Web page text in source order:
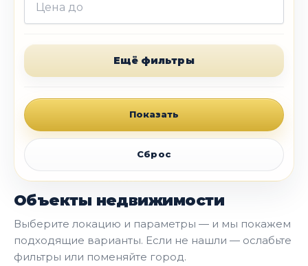
Ещё фильтры
Показать
Сброс
Объекты недвижимости
Выберите локацию и параметры — и мы покажем
подходящие варианты. Если не нашли — ослабьте
фильтры или поменяйте город.